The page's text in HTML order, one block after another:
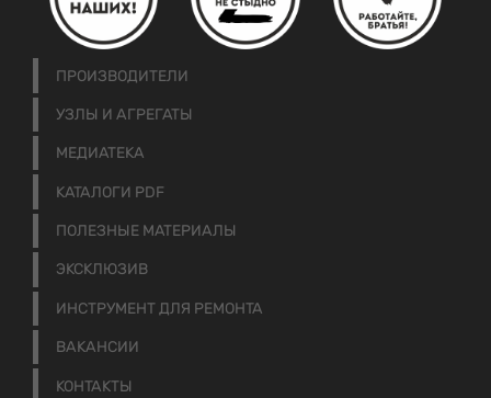
ПРОИЗВОДИТЕЛИ
УЗЛЫ И АГРЕГАТЫ
МЕДИАТЕКА
КАТАЛОГИ PDF
ПОЛЕЗНЫЕ МАТЕРИАЛЫ
ЭКСКЛЮЗИВ
ИНСТРУМЕНТ ДЛЯ РЕМОНТА
ВАКАНСИИ
КОНТАКТЫ